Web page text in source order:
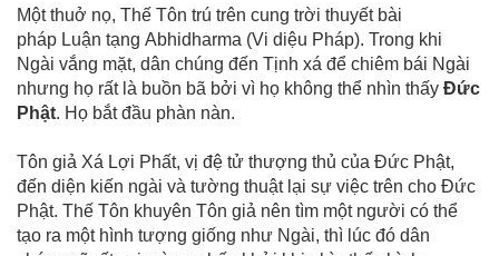
Một thuở nọ, Thế Tôn trú trên cung trời thuyết bài
pháp Luận tạng Abhidharma (Vi diệu Pháp). Trong khi
Ngài vắng mặt, dân chúng đến Tịnh xá để chiêm bái Ngài
nhưng họ rất là buồn bã bởi vì họ không thể nhìn thấy Đức
Phật. Họ bắt đầu phàn nàn.
Tôn giả Xá Lợi Phất, vị đệ tử thượng thủ của Đức Phật,
đến diện kiến ngài và tường thuật lại sự việc trên cho Đức
Phật. Thế Tôn khuyên Tôn giả nên tìm một người có thể
tạo ra một hình tượng giống như Ngài, thì lúc đó dân